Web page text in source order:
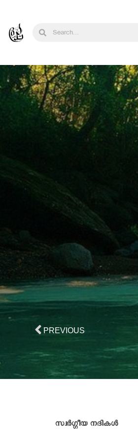
PREVIOUS
സ്വർഗ്ഗീയ നദികൾ